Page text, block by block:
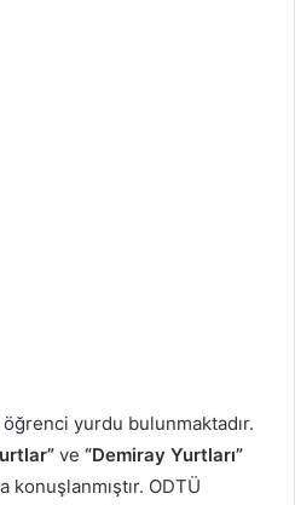
yurdu bulunmaktadır.
ve “Demiray Yurtları”
konuşlanmıştır. ODTÜ